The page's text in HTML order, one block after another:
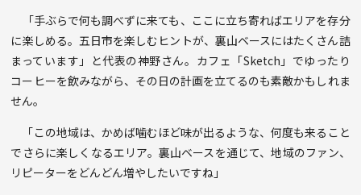
「手ぶらで何も調べずに来ても、ここに立ち寄ればエリアを存分
に楽しめる。五日市を楽しむヒントが、裏山ベースにはたくさん詰
まっています」と代表の神野さん。カフェ「Sketch」でゆったり
コーヒーを飲みながら、その日の計画を立てるのも素敵かもしれま
せん。
「この地域は、かめば噛むほど味が出るような、何度も来ること
でさらに楽しくなるエリア。裏山ベースを通じて、地域のファン、
リピーターをどんどん増やしたいですね」